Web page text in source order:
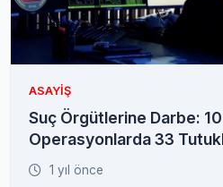
ASAYIŞ
Suç Örgütlerine Darbe: 10
Operasyonlarda 33
1 yıl önce